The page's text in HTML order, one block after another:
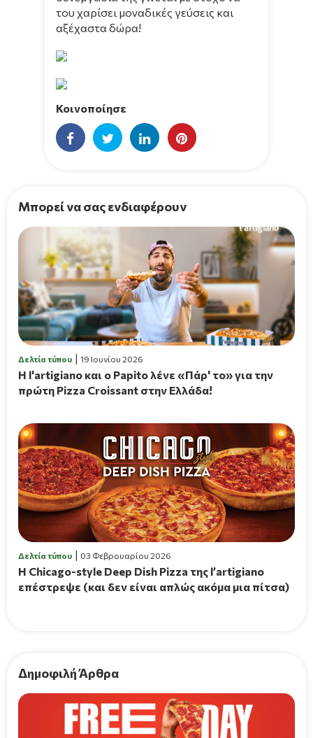
του χαρίσει μοναδικές γεύσεις και
αξέχαστα δώρα!
Κοινοποίησε
Μπορεί να σας ενδιαφέρουν
Δελτία τύπου 19 Ιουνίου 2026
H l'artigiano και ο Papito λένε «Πάρ' το» για την
πρώτη Pizza Croissant στην Ελλάδα!
Δελτία τύπου 03 Φεβρουαρίου 2026
Η Chicago-style Deep Dish Pizza της l’artigiano
επέστρεψε (και δεν είναι απλώς ακόμα μια πίτσα)
Δημοφιλή Άρθρα